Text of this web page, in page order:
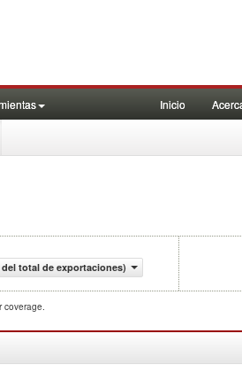
Inicio
total de exportaciones)
coverage.